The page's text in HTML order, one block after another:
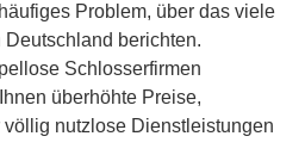
Problem, über das viele
berichten.
Schlosserfirmen
überhöhte Preise,
nutzlose Dienstleistungen